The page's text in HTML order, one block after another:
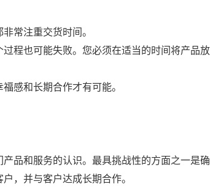
常注重交货时间。
程也可能失败。您必须在适当的时间将产品
感和长期合作才有可能。
品和服务的认识。最具挑战性的方面之一是确
，并与客户达成长期合作。